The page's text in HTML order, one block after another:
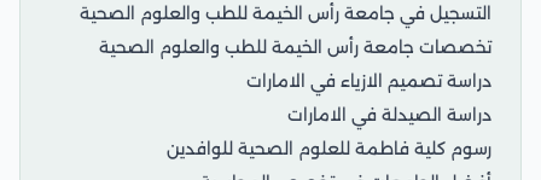
التسجيل في جامعة رأس الخيمة للطب والعلوم الصحية
تخصصات جامعة رأس الخيمة للطب والعلوم الصحية
دراسة تصميم الازياء في الامارات
دراسة الصيدلة في الامارات
رسوم كلية فاطمة للعلوم الصحية للوافدين